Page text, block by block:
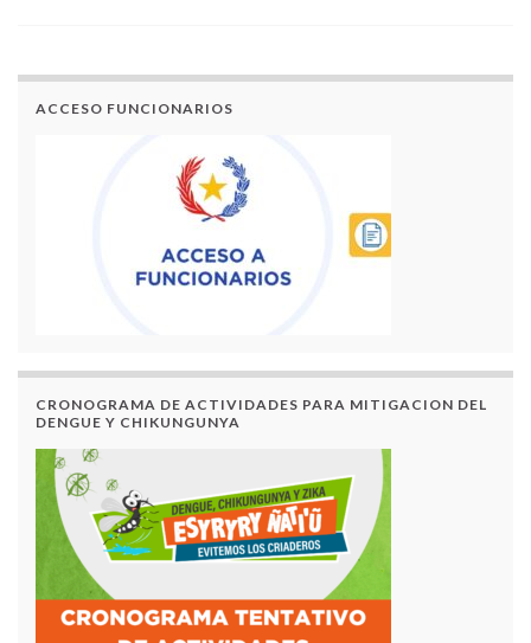
ACCESO FUNCIONARIOS
CRONOGRAMA DE ACTIVIDADES PARA MITIGACION DEL
DENGUE Y CHIKUNGUNYA